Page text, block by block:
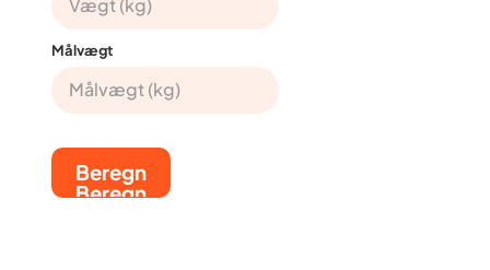
Målvægt
Beregn
Beregn